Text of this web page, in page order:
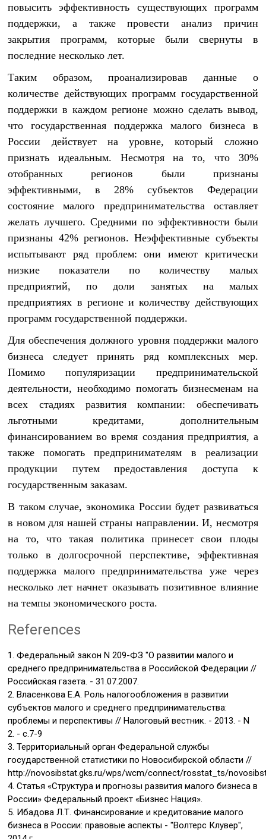
повысить эффективность существующих программ
поддержки, а также провести анализ причин
закрытия программ, которые были свернуты в
последние несколько лет.
Таким образом, проанализировав данные о
количестве действующих программ государственной
поддержки в каждом регионе можно сделать вывод,
что государственная поддержка малого бизнеса в
России действует на уровне, который сложно
признать идеальным. Несмотря на то, что 30%
отобранных регионов были признаны
эффективными, в 28% субъектов Федерации
состояние малого предпринимательства оставляет
желать лучшего. Средними по эффективности были
признаны 42% регионов. Неэффективные субъекты
испытывают ряд проблем: они имеют критически
низкие показатели по количеству малых
предприятий, по доли занятых на малых
предприятиях в регионе и количеству действующих
программ государственной поддержки.
Для обеспечения должного уровня поддержки малого
бизнеса следует принять ряд комплексных мер.
Помимо популяризации предпринимательской
деятельности, необходимо помогать бизнесменам на
всех стадиях развития компании: обеспечивать
льготными кредитами, дополнительным
финансированием во время создания предприятия, а
также помогать предпринимателям в реализации
продукции путем предоставления доступа к
государственным заказам.
В таком случае, экономика России будет развиваться
в новом для нашей страны направлении. И, несмотря
на то, что такая политика принесет свои плоды
только в долгосрочной перспективе, эффективная
поддержка малого предпринимательства уже через
несколько лет начнет оказывать позитивное влияние
на темпы экономического роста.
References
1. Федеральный закон N 209-ФЗ "О развитии малого и
среднего предпринимательства в Российской Федерации //
Российская газета. - 31.07.2007.
2. Власенкова Е.А. Роль налогообложения в развитии
субъектов малого и среднего предпринимательства:
проблемы и перспективы // Налоговый вестник. - 2013. - N
2. - с.7-9
3. Территориальный орган Федеральной службы
государственной статистики по Новосибирской области //
http://novosibstat.gks.ru/wps/wcm/connect/rosstat_ts/
4. Статья «Структура и прогнозы развития малого бизнеса в
России» Федеральный проект «Бизнес Нация».
5. Ибадова Л.Т. Финансирование и кредитование малого
бизнеса в России: правовые аспекты - "Волтерс Клувер",